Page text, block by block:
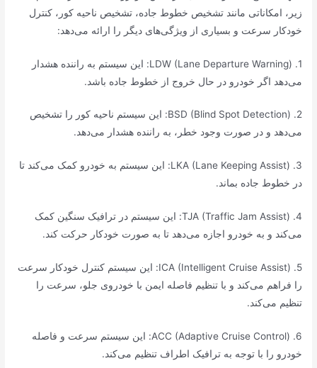
زیر، امکاناتی مانند تشخیص خطوط جاده، تشخیص ناحیه کور، کنترل
خودکار سرعت و بسیاری از ویژگی‌های دیگر را ارائه می‌دهد:
1. LDW (Lane Departure Warning): این سیستم به راننده هشدار
می‌دهد اگر خودرو در حال خروج از خطوط جاده باشد.
2. BSD (Blind Spot Detection): این سیستم ناحیه کور را تشخیص
می‌دهد و در صورت وجود خطر، به راننده هشدار می‌دهد.
3. LKA (Lane Keeping Assist): این سیستم به خودرو کمک می‌کند تا
در خطوط جاده بماند.
4. TJA (Traffic Jam Assist): این سیستم در ترافیک سنگین کمک
می‌کند و به خودرو اجازه می‌دهد تا به صورت خودکار حرکت کند.
5. ICA (Intelligent Cruise Assist): این سیستم کنترل خودکار سرعت
را فراهم می‌کند و با تنظیم فاصله ایمن با خودروی جلو، سرعت را
تنظیم می‌کند.
6. ACC (Adaptive Cruise Control): این سیستم سرعت و فاصله
خودرو را با توجه به ترافیک اطراف تنظیم می‌کند.